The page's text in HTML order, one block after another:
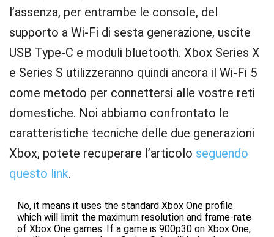
l’assenza, per entrambe le console, del
supporto a Wi-Fi di sesta generazione, uscite
USB Type-C e moduli bluetooth. Xbox Series X
e Series S utilizzeranno quindi ancora il Wi-Fi 5
come metodo per connettersi alle vostre reti
domestiche. Noi abbiamo confrontato le
caratteristiche tecniche delle due generazioni
Xbox, potete recuperare l’articolo seguendo
questo link.
No, it means it uses the standard Xbox One profile
which will limit the maximum resolution and frame-rate
of Xbox One games. If a game is 900p30 on Xbox One,